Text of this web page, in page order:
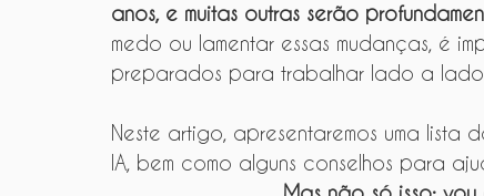
anos, e muitas outras serão
medo ou lamentar essas mudanças, é
preparados para trabalhar lado a lado
Neste artigo, apresentaremos uma lista
IA, bem como alguns conselhos para